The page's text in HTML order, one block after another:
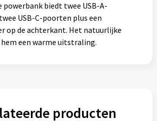
powerbank biedt twee USB-A-
USB-C-poorten plus een
op de achterkant. Het natuurlijke
een warme uitstraling.
producten